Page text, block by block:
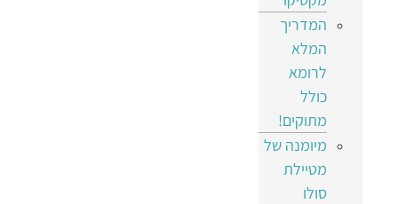
המדריך
המלא
לרומא
כולל
מתוקים!
מיומנה של
מטיילת
סולו